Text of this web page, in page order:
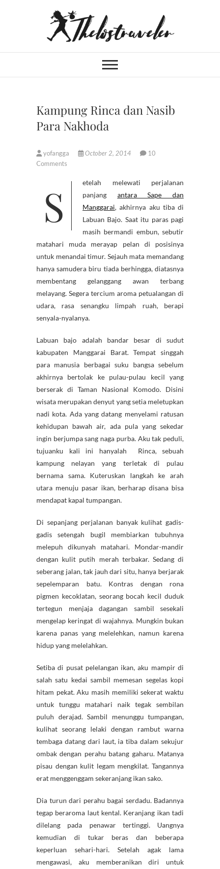
An Independent
Traveler
Kampung Rinca dan Nasib
Para Nakhoda
yofangga October 2, 2014
10
Comments
Setelah melewati perjalanan panjang antara Sape dan
Manggarai, akhirnya aku tiba di
Labuan Bajo. Saat itu paras pagi
masih bermandi embun, sebutir
matahari muda merayap pelan di posisinya
untuk menandai timur. Sejauh mata memandang
hanya samudera biru tiada berhingga, diatasnya
membentang gelanggang awan terbang
melayang. Segera tercium aroma petualangan di
udara, rasa senangku limpah ruah, berapi
senyala-nyalanya.
Labuan bajo adalah bandar besar di sudut
kabupaten Manggarai Barat. Tempat singgah
para manusia berbagai suku bangsa sebelum
akhirnya bertolak ke pulau-pulau kecil yang
berserak di Taman Nasional Komodo. Disini
wisata merupakan denyut yang setia meletupkan
nadi kota. Ada yang datang menyelami ratusan
kehidupan bawah air, ada pula yang sekedar
ingin berjumpa sang naga purba. Aku tak peduli,
tujuanku kali ini hanyalah Rinca, sebuah
kampung nelayan yang terletak di pulau
bernama sama. Kuteruskan langkah ke arah
utara menuju pasar ikan, berharap disana bisa
mendapat kapal tumpangan.
Di sepanjang perjalanan banyak kulihat gadis-
gadis setengah bugil membiarkan tubuhnya
melepuh dikunyah matahari. Mondar-mandir
dengan kulit putih merah terbakar. Sedang di
seberang jalan, tak jauh dari situ, hanya berjarak
sepelemparan batu. Kontras dengan rona
pigmen kecoklatan, seorang bocah kecil duduk
tertegun menjaja dagangan sambil sesekali
mengelap keringat di wajahnya. Mungkin bukan
karena panas yang melelehkan, namun karena
hidup yang melelahkan.
Setiba di pusat pelelangan ikan, aku mampir di
salah satu kedai sambil memesan segelas kopi
hitam pekat. Aku masih memiliki sekerat waktu
untuk tunggu matahari naik tegak sembilan
puluh derajad. Sambil menunggu tumpangan,
kulihat seorang lelaki dengan rambut warna
tembaga datang dari laut, ia tiba dalam sekujur
ombak dengan perahu batang gaharu. Matanya
pisau dengan kulit legam mengkilat. Tangannya
erat menggenggam sekeranjang ikan sako.
Dia turun dari perahu bagai serdadu. Badannya
tegap beraroma laut kental. Keranjang ikan tadi
dilelang pada penawar tertinggi. Uangnya
kemudian di tukar beras dan beberapa
keperluan sehari-hari. Setelah agak lama
mengawasi, aku memberanikan diri untuk